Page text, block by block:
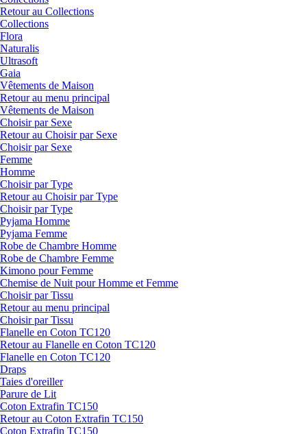
Retour au Collections
Collections
Flora
Naturalis
Ultrasoft
Gaia
Vêtements de Maison
Retour au menu principal
Vêtements de Maison
Choisir par Sexe
Retour au Choisir par Sexe
Choisir par Sexe
Femme
Homme
Choisir par Type
Retour au Choisir par Type
Choisir par Type
Pyjama Homme
Pyjama Femme
Robe de Chambre Homme
Robe de Chambre Femme
Kimono pour Femme
Chemise de Nuit pour Homme et Femme
Choisir par Tissu
Retour au menu principal
Choisir par Tissu
Flanelle en Coton TC120
Retour au Flanelle en Coton TC120
Flanelle en Coton TC120
Draps
Taies d'oreiller
Parure de Lit
Coton Extrafin TC150
Retour au Coton Extrafin TC150
Coton Extrafin TC150